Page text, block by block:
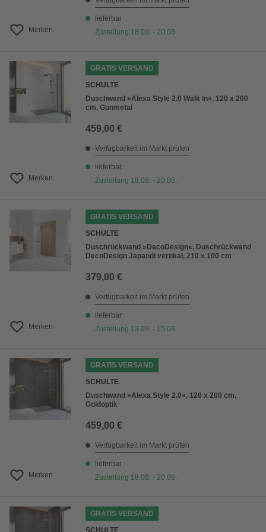
Merken
lieferbar
Zustellung 18.08. - 20.08.
Merken
GRATIS VERSAND
SCHULTE
Duschwand »Alexa Style 2.0 Walk In«, 120 x 200
cm, Gunmetal
459,00 €
Verfügbarkeit im Markt prüfen
lieferbar
Zustellung 18.08. - 20.08.
Merken
GRATIS VERSAND
SCHULTE
Duschrückwand »DecoDesign«, Duschrückwand
DecoDesign Japandi vertikal, 210 x 100 cm
379,00 €
Verfügbarkeit im Markt prüfen
lieferbar
Zustellung 13.08. - 15.08.
Merken
GRATIS VERSAND
SCHULTE
Duschwand »Alexa Style 2.0«, 120 x 200 cm,
Goldoptik
459,00 €
Verfügbarkeit im Markt prüfen
lieferbar
Zustellung 18.08. - 20.08.
GRATIS VERSAND